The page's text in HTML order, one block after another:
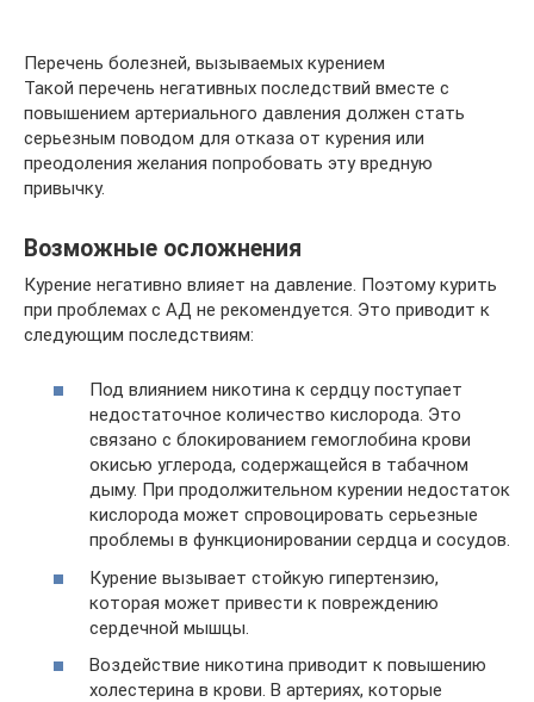
Перечень болезней, вызываемых курением
Такой перечень негативных последствий вместе с
повышением артериального давления должен стать
серьезным поводом для отказа от курения или
преодоления желания попробовать эту вредную
привычку.
Возможные осложнения
Курение негативно влияет на давление. Поэтому курить
при проблемах с АД не рекомендуется. Это приводит к
следующим последствиям:
Под влиянием никотина к сердцу поступает
недостаточное количество кислорода. Это
связано с блокированием гемоглобина крови
окисью углерода, содержащейся в табачном
дыму. При продолжительном курении недостаток
кислорода может спровоцировать серьезные
проблемы в функционировании сердца и сосудов.
Курение вызывает стойкую гипертензию,
которая может привести к повреждению
сердечной мышцы.
Воздействие никотина приводит к повышению
холестерина в крови. В артериях, которые